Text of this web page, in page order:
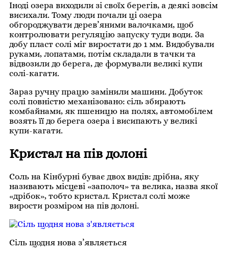
Іноді озера виходили зі своїх берегів, а деякі зовсім
висихали. Тому люди почали ці озера
обгороджувати дерев’яними валочками, щоб
контролювати регуляцію запуску туди води. За
добу пласт солі міг виростати до 1 мм. Видобували
руками, лопатами, потім складали в тачки та
відвозили до берега, де формували великі купи
солі-кагати.
Зараз ручну працю замінили машини. Добуток
солі повністю механізовано: сіль збирають
комбайнами, як пшеницю на полях, автомобілем
возять її до берега озера і висипають у великі
купи-кагати.
Кристал на пів долоні
Соль на Кінбурні буває двох видів: дрібна, яку
називають місцеві «заполоч» та велика, назва якої
«дрібок», тобто кристал. Кристал солі може
вирости розміром на пів долоні.
Сіль щодня нова з’являється